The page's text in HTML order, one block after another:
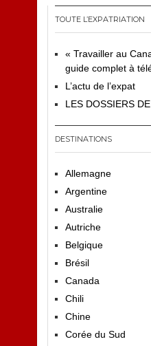
TOUTE L’EXPATRIATION
« Travailler au
guide complet à
L’actu de l’expat
LES DOSSIERS DE
DESTINATIONS
Allemagne
Argentine
Australie
Autriche
Belgique
Brésil
Canada
Chili
Chine
Corée du Sud